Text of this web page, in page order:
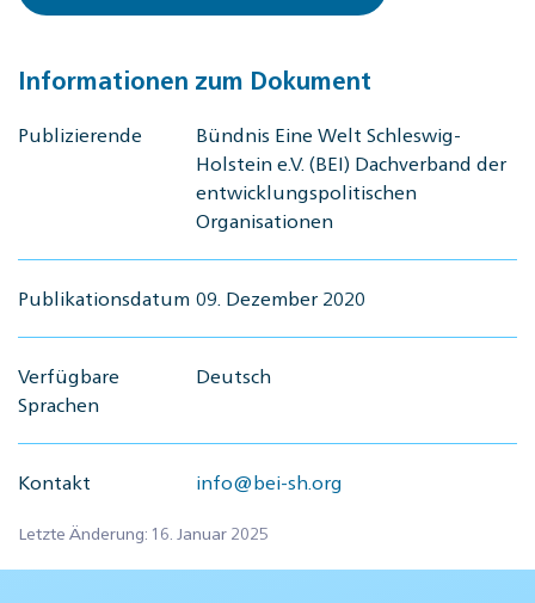
Informationen zum Dokument
Publizierende
Bündnis Eine Welt Schleswig-
Holstein e.V. (BEI) Dachverband der
entwicklungspolitischen
Organisationen
Publikationsdatum 09. Dezember 2020
Verfügbare
Sprachen
Deutsch
Kontakt info@bei-sh.org
Letzte Änderung: 16. Januar 2025